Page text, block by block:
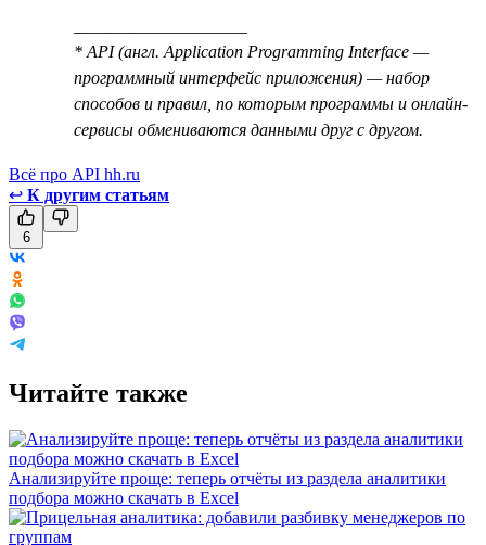
* API (англ. Application Programming Interface —
программный интерфейс приложения) — набор
способов и правил, по которым программы и онлайн-
сервисы обмениваются данными друг с другом.
Всё про API hh.ru
↩ К другим статьям
6
Читайте также
Анализируйте проще: теперь отчёты из раздела аналитики
подбора можно скачать в Excel